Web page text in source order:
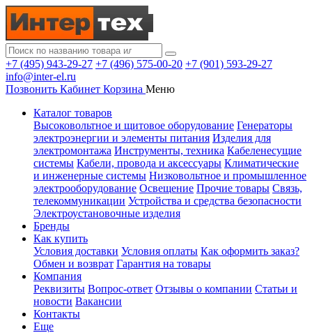
+7 (495) 943-29-27 +7 (496) 575-00-20 +7 (901) 593-29-27
info@inter-el.ru
Позвонить Кабинет Корзина Меню
Каталог товаров
Высоковольтное и щитовое оборудование Генераторы
электроэнергии и элементы питания Изделия для
электромонтажа Инструменты, техника Кабеленесущие
системы Кабели, провода и аксессуары Климатические
и инженерные системы Низковольтное и промышленное
электрооборудование Освещение Прочие товары Связь,
телекоммуникации Устройства и средства безопасности
Электроустановочные изделия
Бренды
Как купить
Условия доставки Условия оплаты Как оформить заказ?
Обмен и возврат Гарантия на товары
Компания
Реквизиты Вопрос-ответ Отзывы о компании Статьи и
новости Вакансии
Контакты
Еще